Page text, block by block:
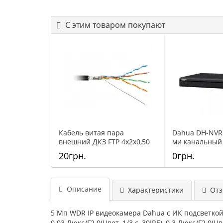
С этим товаром покупают
Кабель витая пара
внешний ДКЗ FTP 4x2x0,50
ПE - Медь
20грн.
Dahua DH-
ми канальный
сетевой
0грн.
Описание Характеристики
5 Mп WDR IP видеокамера Dahua с ИК